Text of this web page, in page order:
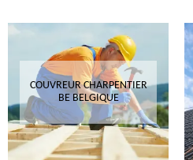
COUVREUR CHARPENTIER
BE BELGIQUE